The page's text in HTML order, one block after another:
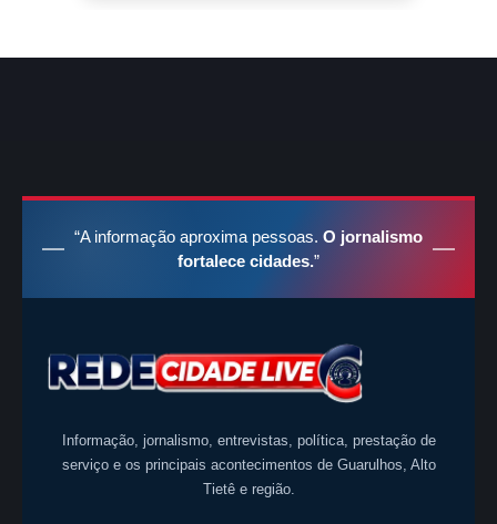
“A informação aproxima pessoas. O jornalismo
fortalece cidades.”
Informação, jornalismo, entrevistas, política, prestação de
serviço e os principais acontecimentos de Guarulhos, Alto
Tietê e região.